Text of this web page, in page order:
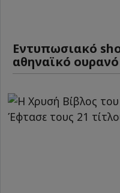
Εντυπωσιακό
αθηναϊκό